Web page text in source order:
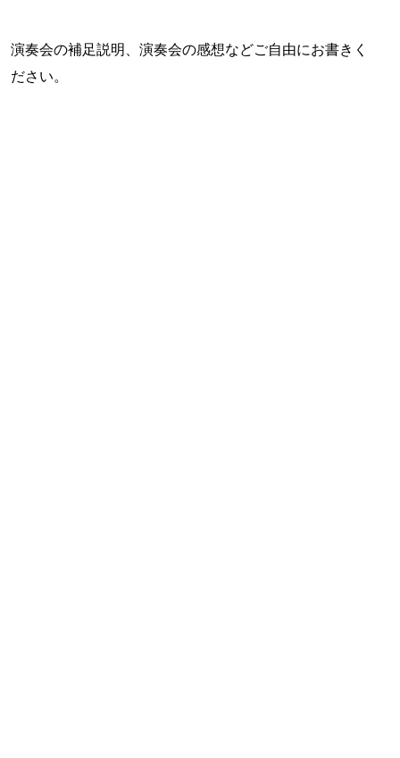
演奏会の補足説明、演奏会の感想などご自由にお書きく
ださい。